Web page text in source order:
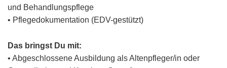
und Behandlungspflege
• Pflegedokumentation (EDV-gestützt)
Das bringst Du mit:
• Abgeschlossene Ausbildung als Altenpfleger/in oder